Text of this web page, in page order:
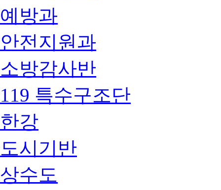
예방과
안전지원과
소방감사반
119 특수구조단
한강
도시기반
상수도